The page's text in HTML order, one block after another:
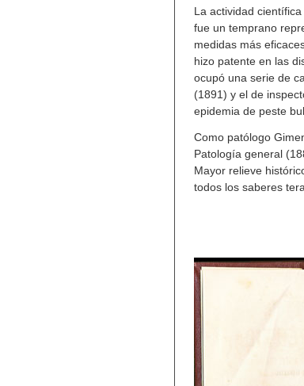
La actividad
fue un temprano
medidas más
hizo patente en las
ocupó una serie de
(1891) y el de
epidemia de peste
Como patólogo
Patología general
Mayor relieve
todos los saberes